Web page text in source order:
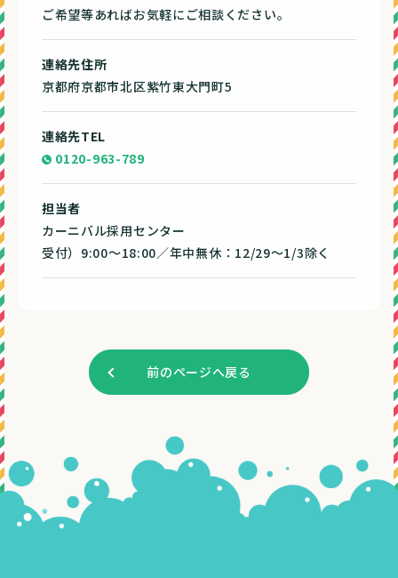
ご希望等あればお気軽にご相談ください。
連絡先住所
京都府京都市北区紫竹東大門町5
連絡先TEL
0120-963-789
担当者
カーニバル採用センター
受付）9:00～18:00／年中無休：12/29～1/3除く
前のページへ戻る